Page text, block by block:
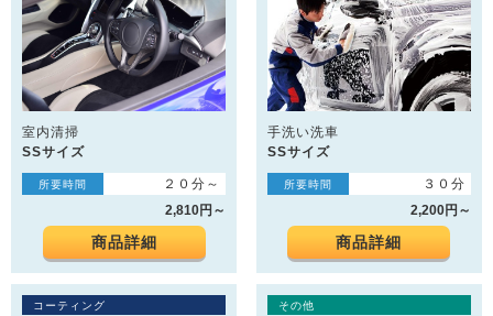
室内清掃
SSサイズ
所要時間
２０分～
2,810円～
商品詳細
手洗い洗車
SSサイズ
所要時間
３０分
2,200円～
商品詳細
コーティング その他